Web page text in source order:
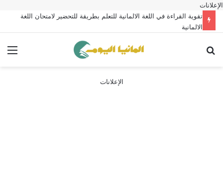
الإعلانات
تقوية القراءة في اللغة الالمانية للتعلم بطريقة للتحضير لامتحان اللغة
الالمانية
الإعلانات